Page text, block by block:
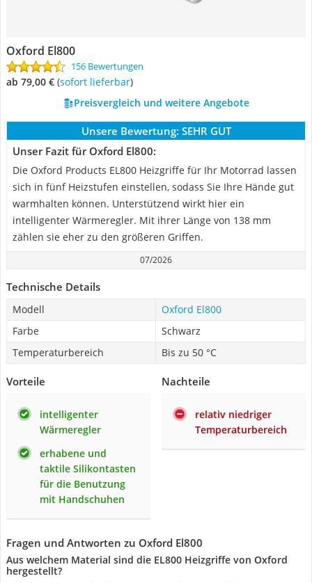
Oxford El800
156 Bewertungen
ab 79,00 € ( Sofort lieferbar)
Preisvergleich und weitere Angebote
Unsere Bewertung: SEHR GUT
Unser Fazit für Oxford El800:
Die Oxford Products EL800 Heizgriffe für Ihr Motorrad lassen
sich in fünf Heizstufen einstellen, sodass Sie Ihre Hände gut
warmhalten können. Unterstützend wirkt hier ein
intelligenter Wärmeregler. Mit ihrer Länge von 138 mm
zählen sie eher zu den größeren Griffen.
07/2026
Technische Details
Modell
Oxford El800
Farbe
Schwarz
Temperaturbereich
Bis zu 50 °C
Vorteile
intelligenter
Wärmeregler
erhabene und
taktile Silikontasten
für die Benutzung
mit Handschuhen
Nachteile
relativ niedriger
Temperaturbereich
Fragen und Antworten zu Oxford El800
Aus welchem Material sind die EL800 Heizgriffe von Oxford
hergestellt?